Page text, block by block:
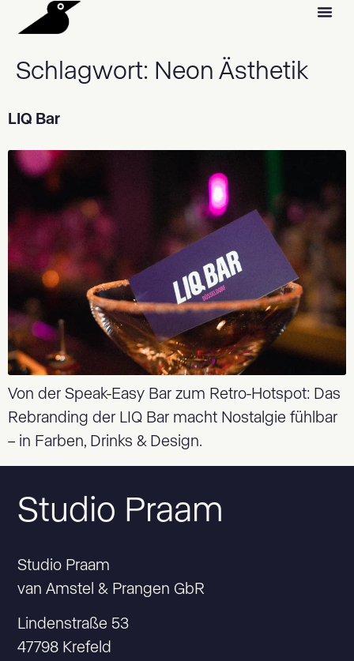
Schlagwort: Neon Ästhetik
LIQ Bar
Von der Speak-Easy Bar zum Retro-Hotspot: Das
Rebranding der LIQ Bar macht Nostalgie fühlbar
– in Farben, Drinks & Design.
Studio Praam
Studio Praam
van Amstel & Prangen GbR
Lindenstraße 53
47798 Krefeld